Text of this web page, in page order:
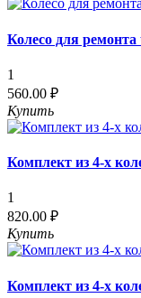
Колесо для
1
560.00 ₽
Купить
Комплект из 4-х
1
820.00 ₽
Купить
Комплект из 4-х